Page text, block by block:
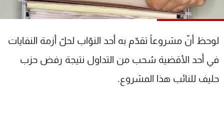
لوحظ أنّ مشروعاً تقدّم به أحد النوّاب لحلّ أزمة النفايات
في أحد الأقضية سُحب من التداول نتيجة رفض حزب
حليف للنائب هذا المشروع.
شاهد البرامج
عن MTV
الإنـتـاج
لاعلاناتكم
وظائف
تواصل معنا
شروط الإسـتخدام
سياسة الخصوصية